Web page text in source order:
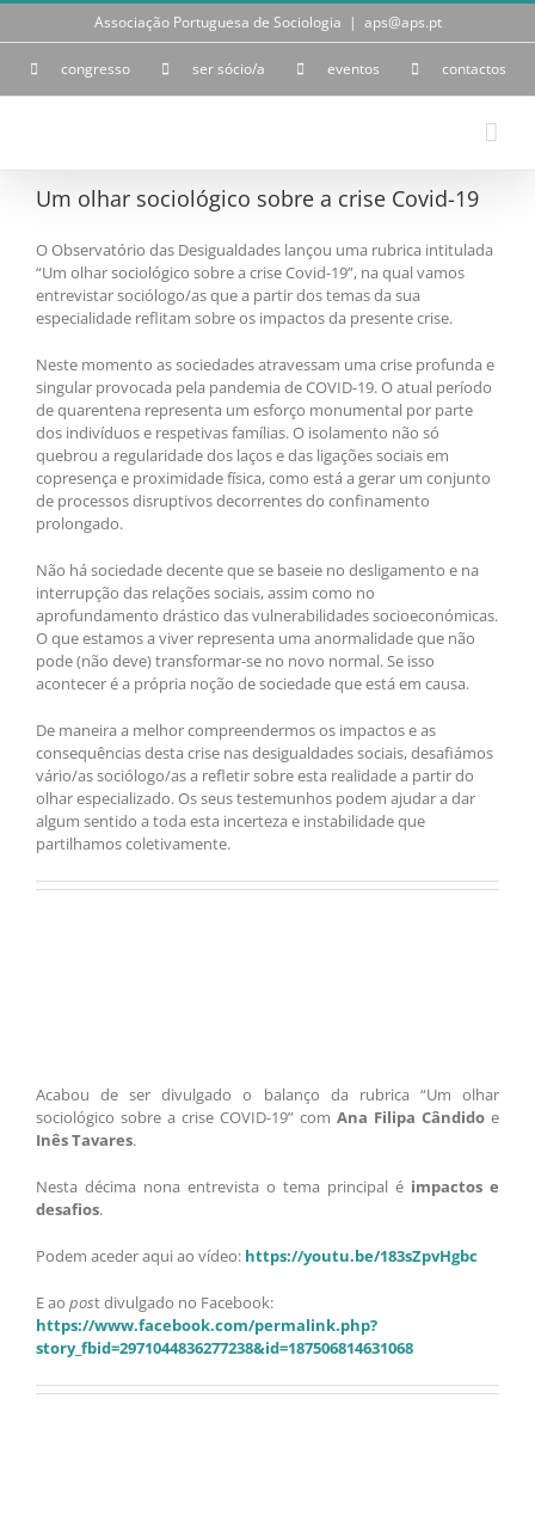
Skip
Associação Portuguesa de Sociologia | aps@aps.pt
congresso ser sócio/a eventos contactos
Um olhar sociológico sobre a crise Covid-19
O Observatório das Desigualdades lançou uma rubrica intitulada
“Um olhar sociológico sobre a crise Covid-19”, na qual vamos
entrevistar sociólogo/as que a partir dos temas da sua
especialidade reflitam sobre os impactos da presente crise.
Neste momento as sociedades atravessam uma crise profunda e
singular provocada pela pandemia de COVID-19. O atual período
de quarentena representa um esforço monumental por parte
dos indivíduos e respetivas famílias. O isolamento não só
quebrou a regularidade dos laços e das ligações sociais em
copresença e proximidade física, como está a gerar um conjunto
de processos disruptivos decorrentes do confinamento
prolongado.
Não há sociedade decente que se baseie no desligamento e na
interrupção das relações sociais, assim como no
aprofundamento drástico das vulnerabilidades socioeconómicas.
O que estamos a viver representa uma anormalidade que não
pode (não deve) transformar-se no novo normal. Se isso
acontecer é a própria noção de sociedade que está em causa.
De maneira a melhor compreendermos os impactos e as
consequências desta crise nas desigualdades sociais, desafiámos
vário/as sociólogo/as a refletir sobre esta realidade a partir do
olhar especializado. Os seus testemunhos podem ajudar a dar
algum sentido a toda esta incerteza e instabilidade que
partilhamos coletivamente.
Acabou de ser divulgado o balanço da rubrica “Um olhar
sociológico sobre a crise COVID-19” com Ana Filipa Cândido e
Inês Tavares.
Nesta décima nona entrevista o tema principal é impactos e
desafios.
Podem aceder aqui ao vídeo: https://youtu.be/183sZpvHgbc
E ao post divulgado no Facebook:
https://www.facebook.com/permalink.php?
story_fbid=2971044836277238&id=187506814631068